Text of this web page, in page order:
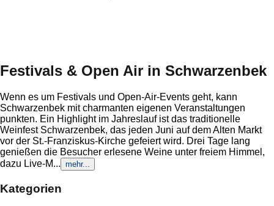
Festivals & Open Air in Schwarzenbek
Wenn es um Festivals und Open-Air-Events geht, kann
Schwarzenbek mit charmanten eigenen Veranstaltungen
punkten. Ein Highlight im Jahreslauf ist das traditionelle
Weinfest Schwarzenbek, das jeden Juni auf dem Alten Markt
vor der St.-Franziskus-Kirche gefeiert wird. Drei Tage lang
genießen die Besucher erlesene Weine unter freiem Himmel,
dazu Live-M... mehr...
Kategorien